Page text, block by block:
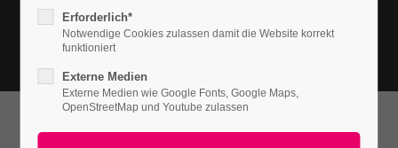
Register | Lost your password?
Support
What can we do for you?
Erforderlich*
Notwendige Cookies zulassen damit die Website korrekt
funktioniert
Externe Medien
Externe Medien wie Google Fonts, Google Maps,
OpenStreetMap und Youtube zulassen